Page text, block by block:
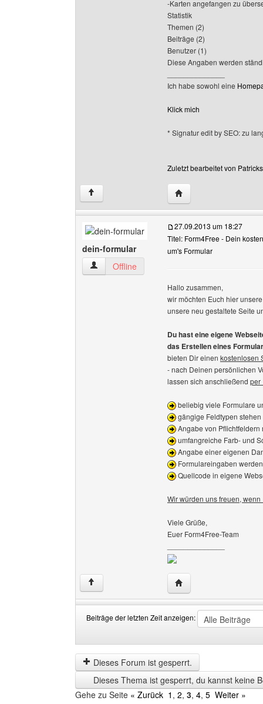
-Karten angefangen zu
Statistik
Themen (2)
Beiträge (2)
Benutzer (1)
Diese Angaben werden
Ich habe sowohl eine
Klick mich
* Signatur edit by SEO: zu
Zuletzt bearbeitet von
↑ Website dieses
dein-formular
dein-formular Benutzer-Profile anzeigen
Offline
27.09.2013 um 18:27
Titel: Form4Free - Dein
um's Formular
Hallo zusammen,
wir möchten Euch hier
unsere neu gestaltete Seite
Du hast eine eigene
das Erstellen eines
bieten Dir einen kostenlosen
- nach Deinen persönlichen
lassen sich anschließend per
beliebig viele Formulare
gängige Feldtypen
Angabe von Pflichtfeldern
umfangreiche Farb- und
Angabe einer eigenen
Formulareingaben
Quellcode in eigene
Wir würden uns freuen,
Viele Grüße,
Euer Form4Free-Team
↑ Website dieses
Beiträge der letzten Zeit anzeigen:
der
letzten
Zeit
anzeigen
by
Dieses Forum ist gesperrt.
Dieses Thema ist gesperrt, du kannst keine
Gehe zu Seite « Zurück 1 , 2, 3, 4, 5 Weiter »